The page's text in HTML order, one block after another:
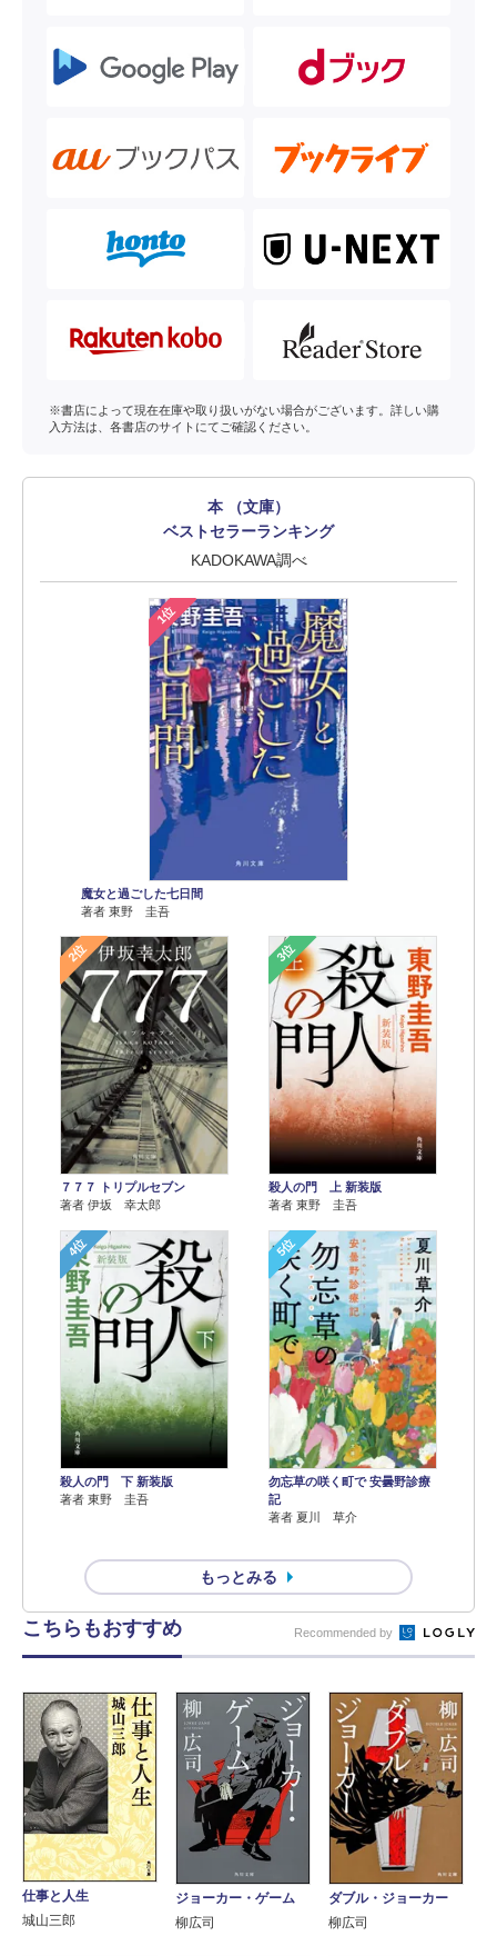
※書店によって現在在庫や取り扱いがない場合がございます。詳しい購
入方法は、各書店のサイトにてご確認ください。
本 （文庫）
ベストセラーランキング
KADOKAWA調べ
1位
魔女と過ごした七日間
著者 東野 圭吾
2位
７７７ トリプルセブン
著者 伊坂 幸太郎
3位
殺人の門 上 新装版
著者 東野 圭吾
4位
殺人の門 下 新装版
著者 東野 圭吾
5位
勿忘草の咲く町で 安曇野診療
記
著者 夏川 草介
もっとみる
こちらもおすすめ Recommended by
仕事と人生
城山三郎
ジョーカー・ゲーム
柳広司
ダブル・ジョーカー
柳広司